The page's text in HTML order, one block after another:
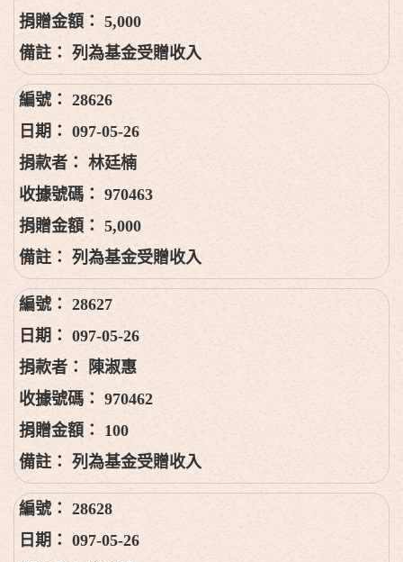
5,000
列為基金受贈收入
28626
097-05-26
林廷楠
970463
5,000
列為基金受贈收入
28627
097-05-26
陳淑惠
970462
100
列為基金受贈收入
28628
097-05-26